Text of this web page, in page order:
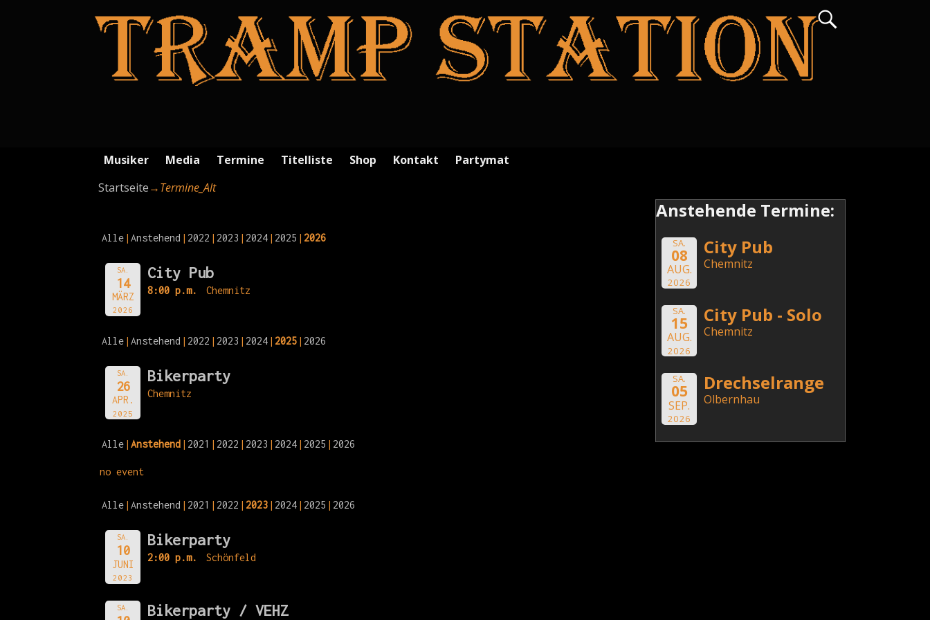
Musiker Media Termine Titelliste Shop Kontakt
Partymat
Startseite→Termine_Alt
Alle Anstehend 2022 2023 2024 2025 2026
SA.
14
MÄRZ
2026
City Pub
8:00 p.m. Chemnitz
Alle Anstehend 2022 2023 2024 2025 2026
SA.
26
APR.
2025
Bikerparty
Chemnitz
Alle Anstehend 2021 2022 2023 2024 2025 2026
no event
Alle Anstehend 2021 2022 2023 2024 2025 2026
SA.
10
JUNI
2023
Bikerparty
2:00 p.m. Schönfeld
SA. Bikerparty / VEHZ
Anstehende Termine:
SA.
08
AUG.
2026
City Pub
Chemnitz
SA.
15
AUG.
2026
City Pub - Solo
Chemnitz
SA.
05
SEP.
2026
Drechselrange
Olbernhau